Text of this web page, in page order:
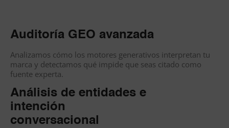
Auditoría GEO avanzada
Analizamos cómo los motores generativos interpretan tu
marca y detectamos qué impide que seas citado como
fuente experta.
Análisis de entidades e
intención
conversacional